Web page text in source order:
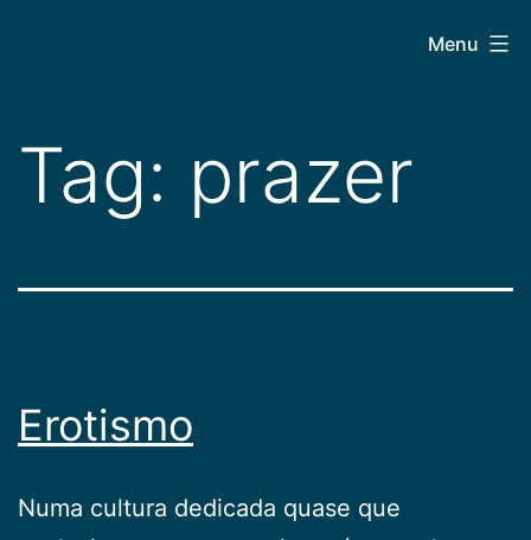
conteúdo
Menu
Tag: prazer
Erotismo
Numa cultura dedicada quase que